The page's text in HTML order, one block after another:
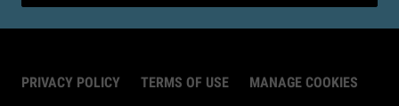
PRIVACY POLICY TERMS OF USE MANAGE COOKIES